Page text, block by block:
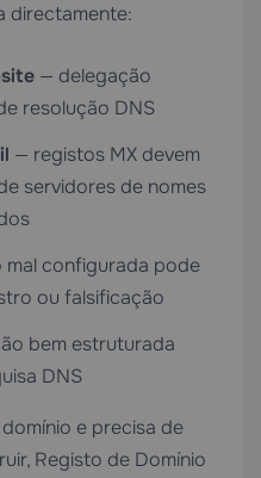
directamente:
— delegação
resolução DNS
— registos MX devem
servidores de nomes
mal configurada pode
ou falsificação
bem estruturada
DNS
e precisa de
Registo de Domínio